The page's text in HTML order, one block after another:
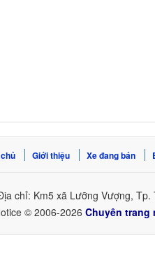
Giới thiệu Xe đang bán
chỉ: Km5 xã Lưỡng Vượng,
© 2006-2026 Chuyên trang